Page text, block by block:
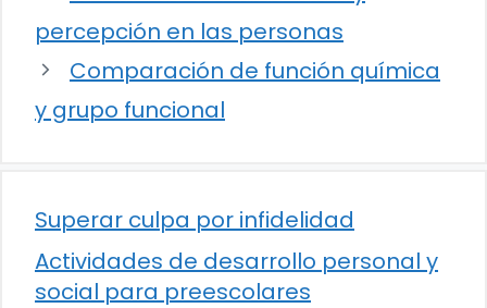
percepción en las personas
Comparación de función química
y grupo funcional
Superar culpa por infidelidad
Actividades de desarrollo personal y
social para preescolares